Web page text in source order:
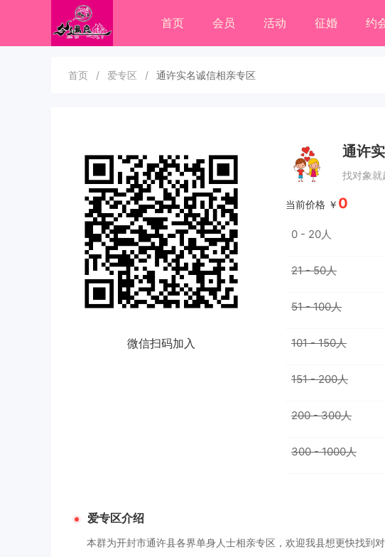
首页 会员 活动 征婚 约
首页 / 爱专区 / 通许实名诚信相亲专区
微信扫码加入
通许
找对象就
当前价格 ￥ 0
0 - 20人
21 - 50人
51 - 100人
101 - 150人
151 - 200人
200 - 300人
300 - 1000人
爱专区介绍
本群为开封市通许县各界单身人士相亲专区，欢迎我县想更快找到